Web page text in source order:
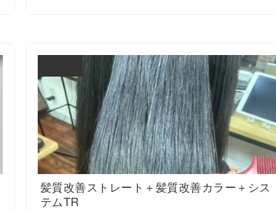
髪質改善ストレート＋髪質改善カラー＋シス
テムTR